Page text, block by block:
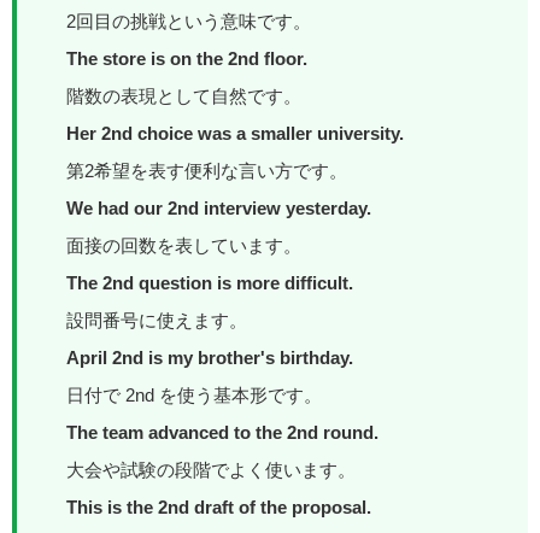
2回目の挑戦という意味です。
The store is on the 2nd floor.
階数の表現として自然です。
Her 2nd choice was a smaller university.
第2希望を表す便利な言い方です。
We had our 2nd interview yesterday.
面接の回数を表しています。
The 2nd question is more difficult.
設問番号に使えます。
April 2nd is my brother's birthday.
日付で 2nd を使う基本形です。
The team advanced to the 2nd round.
大会や試験の段階でよく使います。
This is the 2nd draft of the proposal.